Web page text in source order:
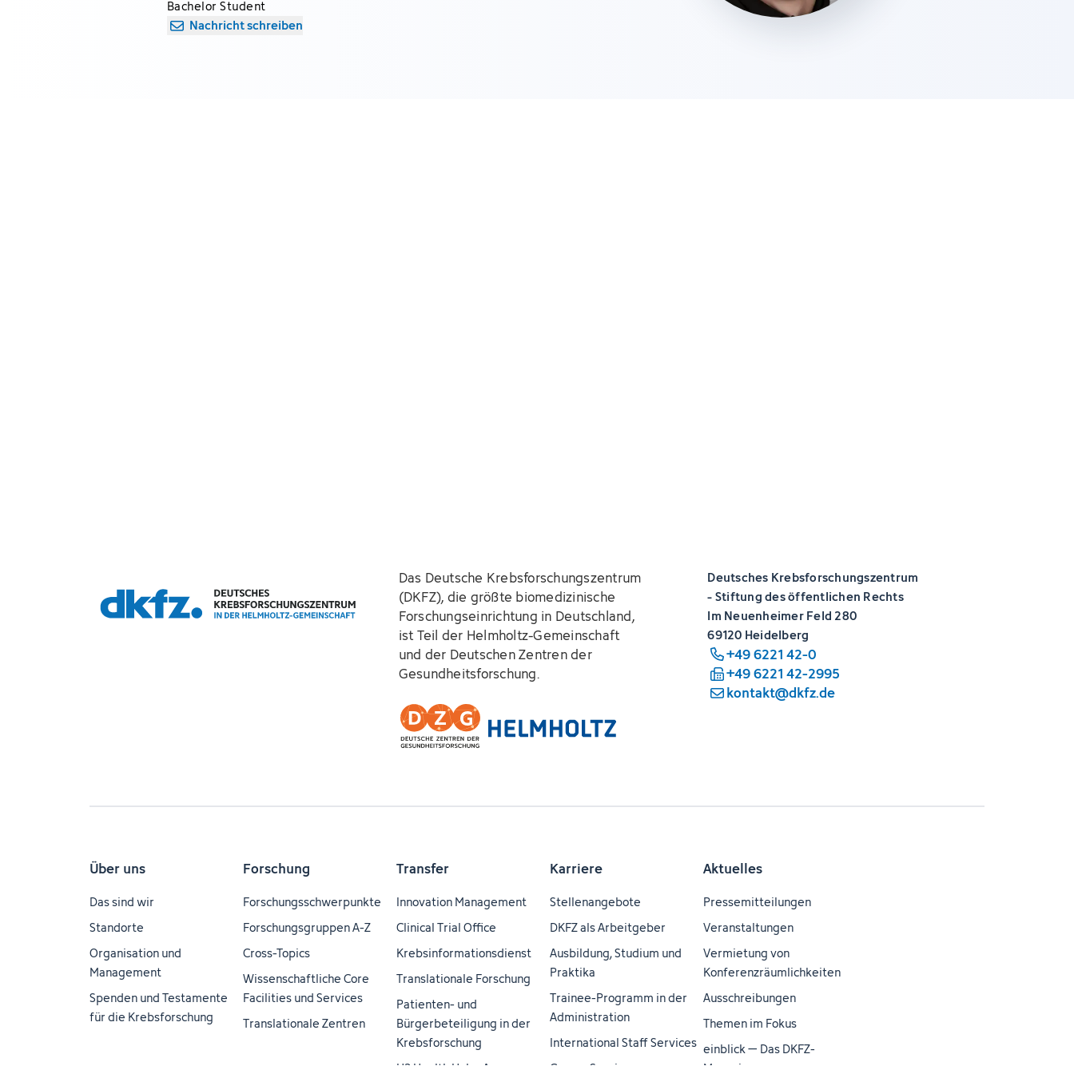
Bachelor Student
Nachricht schreiben
Das Deutsche Krebsforschungszentrum
(DKFZ), die größte biomedizinische
Forschungseinrichtung in Deutschland,
ist Teil der Helmholtz-Gemeinschaft
und der Deutschen Zentren der
Gesundheitsforschung.
Deutsches Krebsforschungszentrum
- Stiftung des öffentlichen Rechts
Im Neuenheimer Feld 280
69120 Heidelberg
+49 6221 42-0
+49 6221 42-2995
kontakt@dkfz.de
Über uns
Das sind wir
Standorte
Organisation und
Management
Spenden und Testamente
für die Krebsforschung
Forschung
Forschungsschwerpunkte
Forschungsgruppen A-Z
Cross-Topics
Wissenschaftliche Core
Facilities und Services
Translationale Zentren
Transfer
Innovation Management
Clinical Trial Office
Krebsinformationsdienst
Translationale Forschung
Patienten- und
Bürgerbeteiligung in der
Krebsforschung
H3 Health Hub - A
Karriere
Stellenangebote
DKFZ als Arbeitgeber
Ausbildung, Studium und
Praktika
Trainee-Programm in der
Administration
International Staff Services
Career Service
Aktuelles
Pressemitteilungen
Veranstaltungen
Vermietung von
Konferenzräumlichkeiten
Ausschreibungen
Themen im Fokus
einblick – Das DKFZ-
Magazin